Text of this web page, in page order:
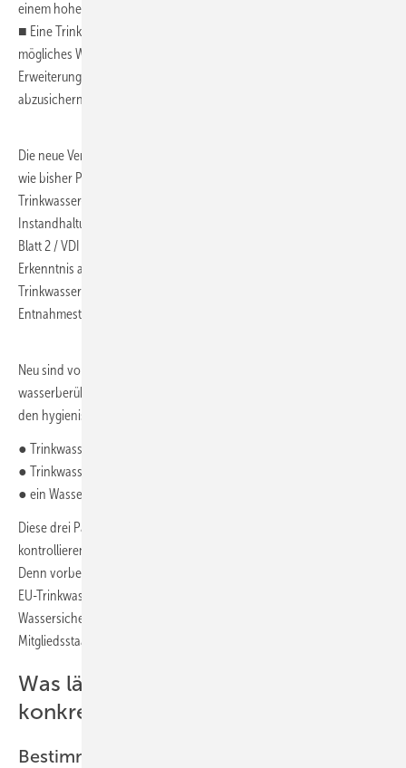
einem hohen Personal- und Zeitaufwand.
■ Eine Trinkwasser-Installation ist so zu planen, dass sie ein minimal
mögliches Wasservolumen enthält. Vorhaltungen für spätere
Erweiterungen sind zu vermeiden oder durch Spülmaßnahmen
abzusichern.
Die neue Version der bewährten Richtlinie VDI 6023 Blatt 1 umfasst
wie bisher Planung, Ausführung, Betrieb und Instandhaltung von
Trinkwasser-Installationen. Vertiefende Hinweise zu Betrieb und
Instandhaltung finden sich aber auch im „Doppelblatt“ VDI 3810
Blatt 2 / VDI 6023 Blatt 3. VDI 6023 Blatt 1 bestätigt erneut die
Erkenntnis aus Wissenschaft und Praxis, dass für den Erhalt der
Trinkwassergüte ausschließlich der Wasserwechsel über alle
Entnahmestellen sorgen kann. Andernfalls wären diese „Totleitungen“.
Neu sind vor allem Anforderungen zu hygienisch einwandfreien
wasserberührten Oberflächen von Produkten. Ansonsten bleiben für
den hygienisch sicheren Betrieb drei Parameter wesentlich:
● Trinkwasser kalt (PWC) nicht mehr als 25 °C
● Trinkwasser warm (PWH) mindestens 55 °C
● ein Wasserwechsel mindestens alle 72 Stunden
Diese drei Parameter sollte jeder Betreiber manuell oder automatisiert
kontrollieren, bevor es zu überhöhten Legionellenzahlen kommt.
Denn vorbeugen ist besser als nachbessern – dies fordert auch die
EU-Trinkwasser-Richtlinie und empfiehlt daher einen
Wassersicherheitsplan (Water Safety Plan, WSP) in allen
Mitgliedsstaaten.
Was lässt sich aus VDI 6023 Blatt 1
konkret ableiten?
Bestimmungsgemäßer Betrieb